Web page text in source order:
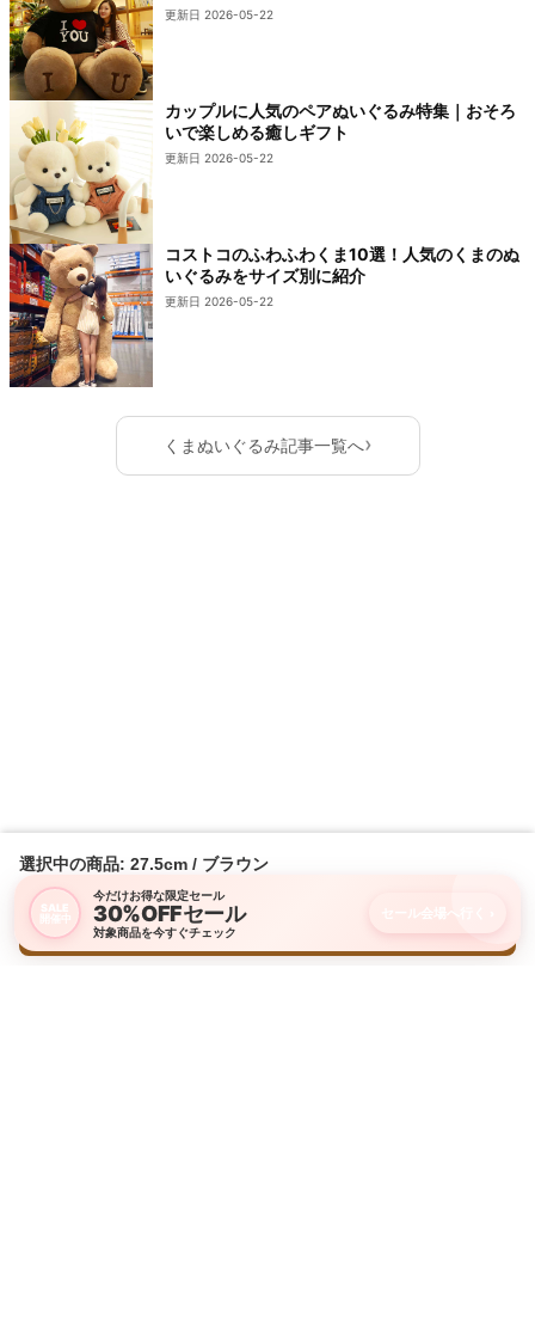
SALE
開催中
今だけお得な限定セール
30%OFFセール
対象商品を今すぐチェック
セール会場へ行く
選択中の商品: 27.5cm / ブラウン
購入画面に進む
更新日 2026-05-22
カップルに人気のペアぬいぐるみ特集｜おそろ
いで楽しめる癒しギフト
更新日 2026-05-22
コストコのふわふわくま10選！人気のくまのぬ
いぐるみをサイズ別に紹介
更新日 2026-05-22
くまぬいぐるみ記事一覧へ›